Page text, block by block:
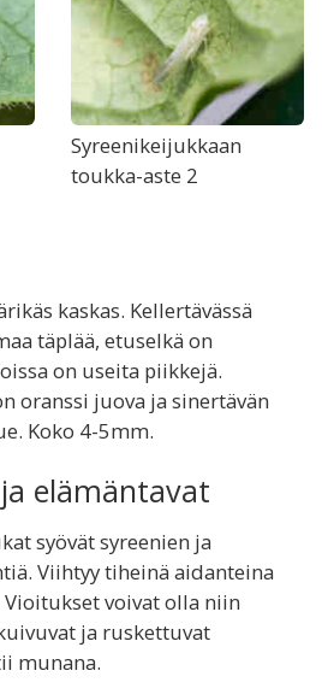
Syreenikeijukkaan
toukka-aste 2
kaskas. Kellertävässä
täplää, etuselkä on
on useita piikkejä.
oranssi juova ja sinertävän
Koko 4-5mm.
elämäntavat
syövät syreenien ja
Viihtyy tiheinä aidanteina
Vioitukset voivat olla niin
ja ruskettuvat
munana.